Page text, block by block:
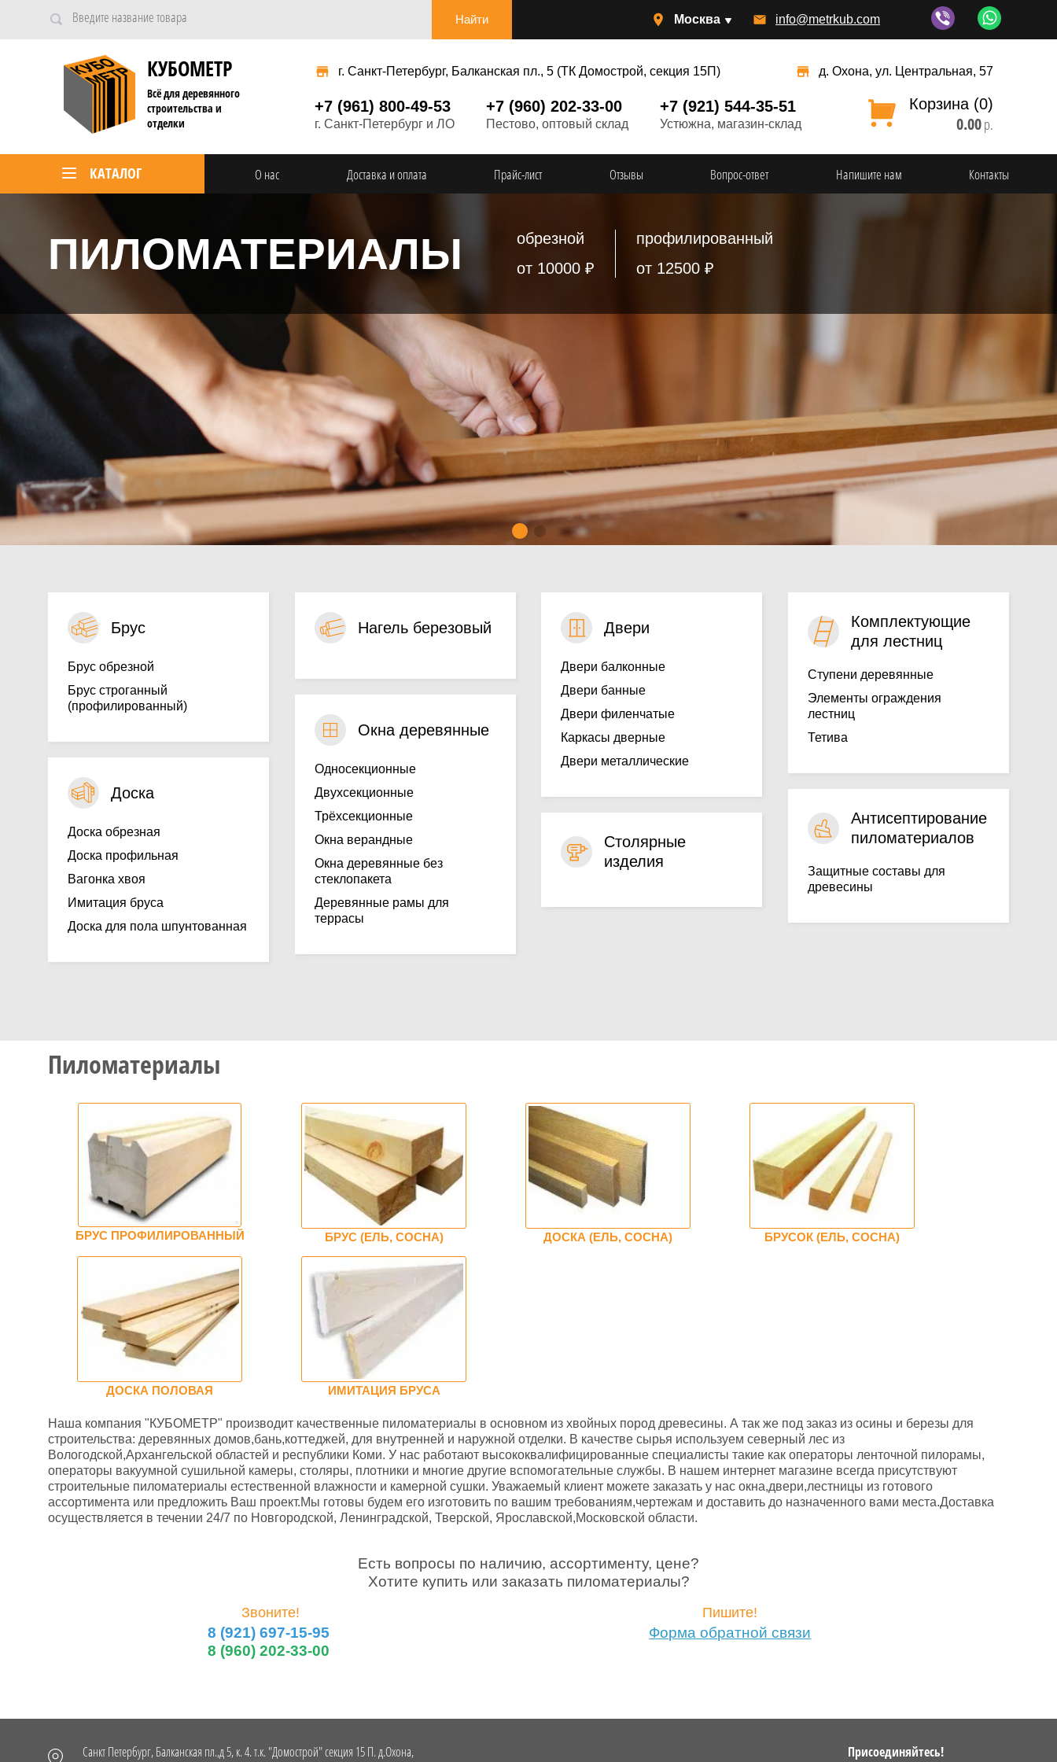
Москва info@metrkub.com
КУБОМЕТР
Всё для деревянного
строительства и
отделки
г. Санкт-Петербург, Балканская пл., 5 (ТК Домострой, секция 15П) д. Охона, ул. Центральная, 57
+7 (961) 800-49-53
г. Санкт-Петербург и ЛО
+7 (960) 202-33-00
Пестово, оптовый склад
+7 (921) 544-35-51
Устюжна, магазин-склад
Корзина (0)
0.00р.
КАТАЛОГ О нас Доставка и оплата Прайс-лист Отзывы Вопрос-ответ Напишите нам Контакты
ПИЛОМАТЕРИАЛЫ
обрезной
от 10000 ₽
профилированный
от 12500 ₽
Брус
Брус обрезной
Брус строганный
(профилированный)
Доска
Доска обрезная
Доска профильная
Вагонка хвоя
Имитация бруса
Доска для пола шпунтованная
Нагель березовый
Окна деревянные
Односекционные
Двухсекционные
Трёхсекционные
Окна верандные
Окна деревянные без
стеклопакета
Деревянные рамы для
террасы
Двери
Двери балконные
Двери банные
Двери филенчатые
Каркасы дверные
Двери металлические
Столярные
изделия
Комплектующие
для лестниц
Ступени деревянные
Элементы ограждения
лестниц
Тетива
Антисептирование
пиломатериалов
Защитные составы для
древесины
Пиломатериалы
БРУС ПРОФИЛИРОВАННЫЙ БРУС (ЕЛЬ, СОСНА) ДОСКА (ЕЛЬ, СОСНА) БРУСОК (ЕЛЬ, СОСНА)
ДОСКА ПОЛОВАЯ ИМИТАЦИЯ БРУСА
Наша компания "КУБОМЕТР" производит качественные пиломатериалы в основном из хвойных пород древесины. А так же под заказ из осины и березы для
строительства: деревянных домов,бань,коттеджей, для внутренней и наружной отделки. В качестве сырья используем северный лес из
Вологодской,Архангельской областей и республики Коми. У нас работают высококвалифицированные специалисты такие как операторы ленточной пилорамы,
операторы вакуумной сушильной камеры, столяры, плотники и многие другие вспомогательные службы. В нашем интернет магазине всегда присутствуют
строительные пиломатериалы естественной влажности и камерной сушки. Уважаемый клиент можете заказать у нас окна,двери,лестницы из готового
ассортимента или предложить Ваш проект.Мы готовы будем его изготовить по вашим требованиям,чертежам и доставить до назначенного вами места.Доставка
осуществляется в течении 24/7 по Новгородской, Ленинградской, Тверской, Ярославской,Московской области.
Есть вопросы по наличию, ассортименту, цене?
Хотите купить или заказать пиломатериалы?
Звоните!
8 (921) 697-15-95
8 (960) 202-33-00
Пишите!
Форма обратной связи
Санкт Петербург, Балканская пл.,д 5, к. 4. т.к. "Домострой" секция 15 П. д.Охона,
Присоединяйтесь!